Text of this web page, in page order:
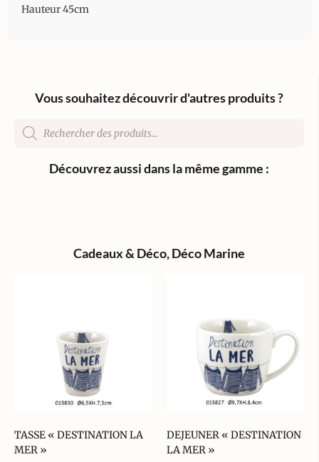
Hauteur 45cm
Vous souhaitez découvrir d'autres produits ?
Découvrez aussi dans la même gamme :
Cadeaux & Déco,Déco Marine
TASSE « DESTINATION LA
MER »
DEJEUNER « DESTINATION
LA MER »